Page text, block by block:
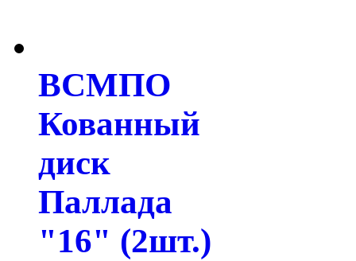
ВСМПО
Кованный
диск
Паллада
"16" (2шт.)